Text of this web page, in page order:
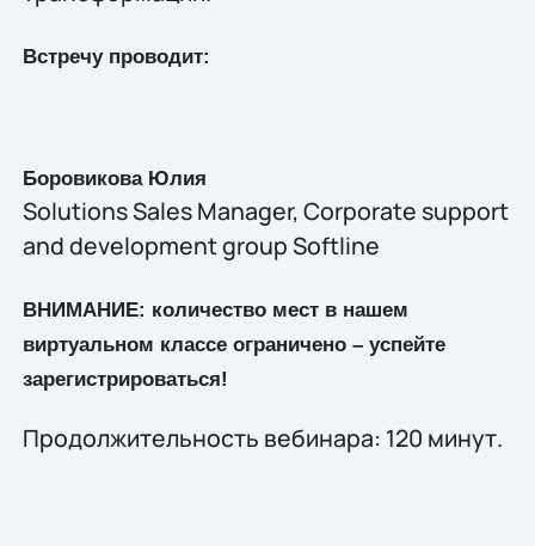
Встречу проводит:
Боровикова Юлия
Solutions Sales Manager, Сorporate support
and development group Softline
ВНИМАНИЕ: количество мест в нашем
виртуальном классе ограничено – успейте
зарегистрироваться!
Продолжительность вебинара: 120 минут.